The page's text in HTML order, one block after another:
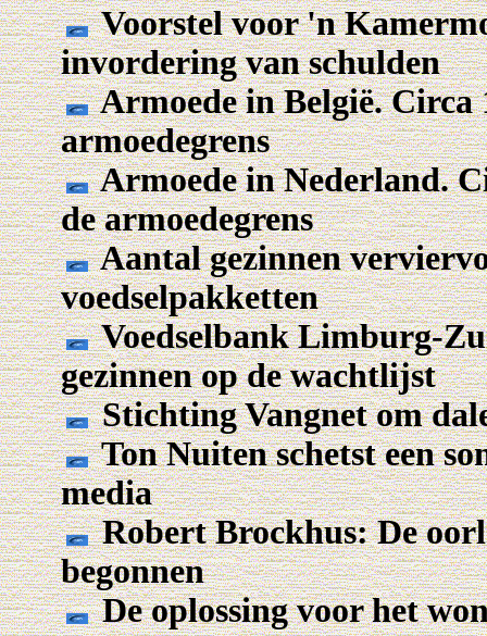
Voorstel voor 'n
invordering van schulden
Armoede in België. Circa
armoedegrens
Armoede in Nederland.
de armoedegrens
Aantal gezinnen
voedselpakketten
Voedselbank Limburg-
gezinnen op de wachtlijst
Stichting Vangnet om
Ton Nuiten schetst een
media
Robert Brockhus: De
begonnen
De oplossing voor het